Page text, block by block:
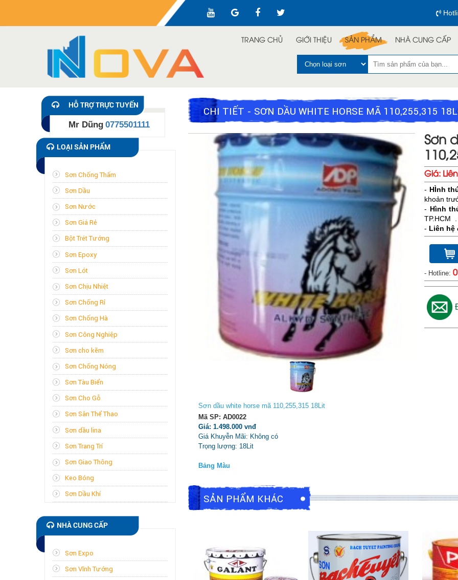
TRANG CHỦ GIỚI THIỆU SẢN PHẨM NHÀ CUNG CẤP
HỖ TRỢ TRỰC TUYẾN
Mr Dũng 0775501111
LOẠI SẢN PHẨM
Sơn Chống Thấm
Sơn Dầu
Sơn Nước
Sơn Giá Rẻ
Bột Trét Tường
Sơn Epoxy
Sơn Lót
Sơn Chịu Nhiệt
Sơn Chống Rỉ
Sơn Chống Hà
Sơn Công Nghiệp
Sơn cho kẽm
Sơn Chống Nóng
Sơn Tàu Biển
Sơn Cho Gỗ
Sơn Sân Thể Thao
Sơn dầu lina
Sơn Trang Trí
Sơn Giao Thông
Keo Bóng
Sơn Dầu Khí
NHÀ CUNG CẤP
Sơn Expo
Sơn Vĩnh Tường
CHI TIẾT - SƠN DẦU WHITE HORSE MÃ 110,255,315
Sơn
Giá:
- HÌnh
khoản
- Hình
TP.HCM
- Liên hệ
- Hotline:
Sơn dầu white horse mã 110,255,315 18Lit
Mã SP: AD0022
Giá: 1.498.000 vnđ
Giá Khuyễn Mãi: Không có
Trọng lượng: 18Lit
Bảng Màu
SẢN PHẨM KHÁC